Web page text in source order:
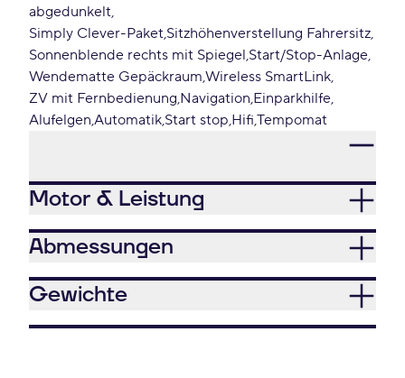
abgedunkelt
Simply Clever-Paket Sitzhöhenverstellung Fahrersitz
Sonnenblende rechts mit Spiegel Start/Stop-Anlage
Wendematte Gepäckraum Wireless SmartLink
ZV mit Fernbedienung Navigation Einparkhilfe
Alufelgen Automatik Start stop Hifi Tempomat
Motor & Leistung
Abmessungen
Gewichte